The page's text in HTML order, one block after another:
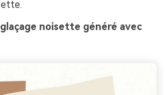
noisette généré avec